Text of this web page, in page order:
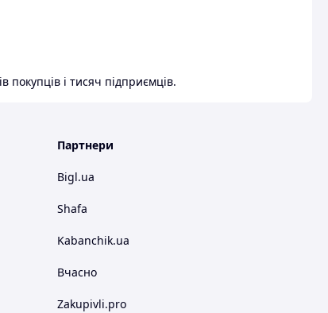
і тисяч підприємців.
Партнери
Bigl.ua
Shafa
Kabanchik.ua
Вчасно
Zakupivli.pro